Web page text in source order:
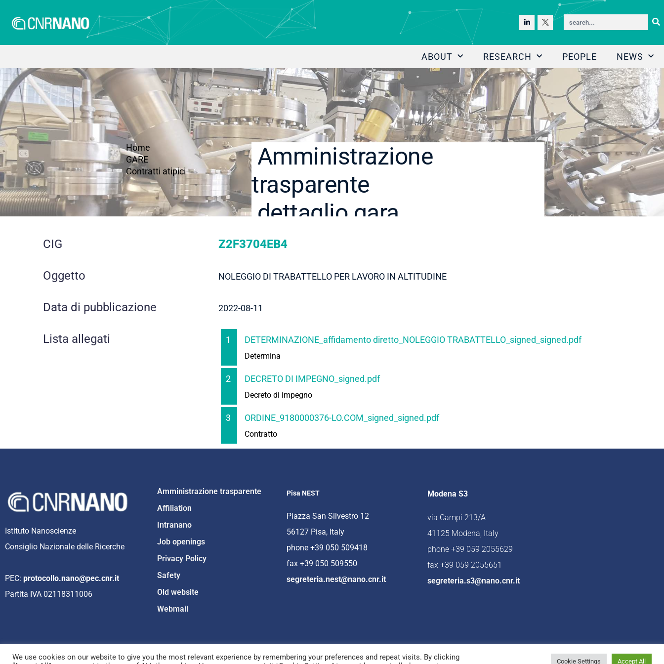
ABOUT RESEARCH PEOPLE NEWS
Home
GARE
Contratti atipici
Amministrazione
trasparente
dettaglio gara
CIG Z2F3704EB4
Oggetto NOLEGGIO DI TRABATTELLO PER LAVORO IN ALTITUDINE
Data di pubblicazione 2022-08-11
Lista allegati 1 DETERMINAZIONE_affidamento diretto_NOLEGGIO TRABATTELLO_signed_signed.pdf
Determina
2 DECRETO DI IMPEGNO_signed.pdf
Decreto di impegno
3 ORDINE_9180000376-LO.COM_signed_signed.pdf
Contratto
Istituto Nanoscienze
Consiglio Nazionale delle Ricerche
PEC: protocollo.nano@pec.cnr.it
Partita IVA 02118311006
Amministrazione trasparente
Affiliation
Intranano
Job openings
Privacy Policy
Safety
Old website
Webmail
Pisa NEST
Piazza San Silvestro 12
56127 Pisa, Italy
phone +39 050 509418
fax +39 050 509550
segreteria.nest@nano.cnr.it
Modena S3
via Campi 213/A
41125 Modena, Italy
phone +39 059 2055629
fax +39 059 2055651
segreteria.s3@nano.cnr.it
We use cookies on our website to give you the most relevant experience by remembering your preferences and repeat visits. By clicking
Cookie Settings Accept All